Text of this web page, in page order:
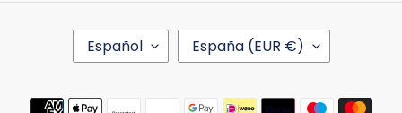
I
D
O
Español
P
A España (EUR €)
Métodos